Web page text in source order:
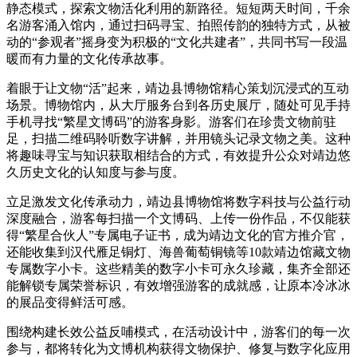
静态模式，探索文物活化利用的新路径。短短两天时间，千余
名游客涌入馆内，通过扫码寻宝、拍照传韵的独特方式，从被
动的“参观者”摇身变为积极的“文化共建者”，共同书写一段温
暖而有力量的文化传承故事。
着眼于让文物“活”起来，靖边县博物馆精心策划沉浸式的互动
场景。博物馆内，从大厅服务台到各历史展厅，随处可见手持
手机寻找“繁星文博码”的游客身影。游客们在珍贵文物前驻
足，扫描二维码聆听数字讲解，并用镜头记录文物之美。这种
将趣味寻宝与知识获取相结合的方式，有效提升公众对靖边悠
久历史文化的认知度与参与度。
立足激发文化传承动力，靖边县博物馆将数字科技与公益行动
深度融合，游客每扫描一个文博码、上传一份作品，不仅能获
得“繁星合伙人”专属电子证书，成为靖边文化的官方推介官，
还能收集到汉代雁足铜灯、海兽葡萄铜镜等10款靖边馆藏文物
专属数字小卡。这些精美的数字小卡可永久珍藏，集齐全部还
能解锁专属荣誉标识，有效增强游客的成就感，让原本冷冰冰
的展品变得鲜活可感。
围绕构建长效公益反哺模式，在活动设计中，游客们的每一次
参与，都将转化为文博机构获得文物保护、修复与数字化应用